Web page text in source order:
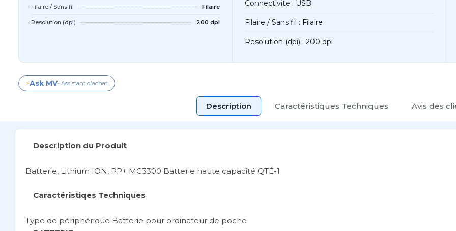
Filaire / Sans fil Filaire
Resolution (dpi) 200 dpi
Connectivite : USB
Filaire / Sans fil : Filaire
Resolution (dpi) : 200 dpi
⚡Ask MV- Assistant d'achat
Description Caractéristiques Techniques Avis des
Description du Produit
Batterie, Lithium ION, PP+ MC3300 Batterie haute capacité QTÉ-1
Caractéristiqes Techniques
Type de périphérique Batterie pour ordinateur de poche